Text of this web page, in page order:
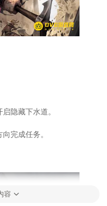
隐藏下水道。
完成任务。
容